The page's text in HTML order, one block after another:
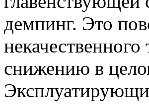
демпинг. Это
снижению в